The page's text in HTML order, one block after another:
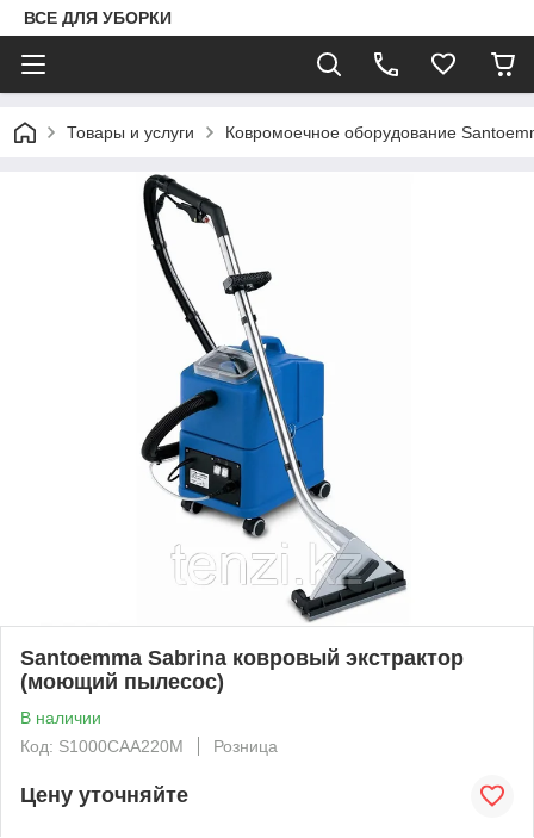
ВСЕ ДЛЯ УБОРКИ
Товары и услуги Ковромоечное оборудование
Santoemma Sabrina ковровый экстрактор
(моющий пылесос)
В наличии
Код: S1000CAA220M
Розница
Цену уточняйте